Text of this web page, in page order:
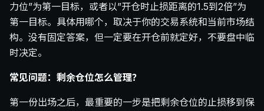
力位”为第一目标，或者以”开仓时止损距离的1.5到2倍”为
第一目标。具体用哪个，取决于你的交易系统和当前市场结
构。没有固定答案，但一定要在开仓前就定好，不要盘中临
时决定。
常见问题：剩余仓位怎么管理？
第一份出场之后，最重要的一步是把剩余仓位的止损移到保